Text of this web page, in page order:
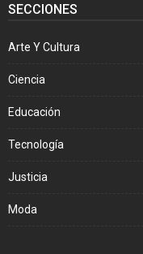
SECCIONES
Arte Y Cultura
Ciencia
Educación
Tecnología
Justicia
Moda